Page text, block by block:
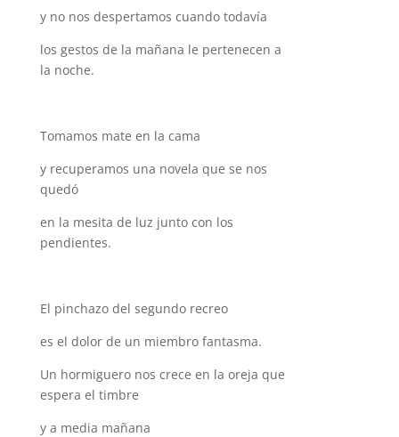
y no nos despertamos cuando todavía
los gestos de la mañana le pertenecen a
la noche.
Tomamos mate en la cama
y recuperamos una novela que se nos
quedó
en la mesita de luz junto con los
pendientes.
El pinchazo del segundo recreo
es el dolor de un miembro fantasma.
Un hormiguero nos crece en la oreja que
espera el timbre
y a media mañana